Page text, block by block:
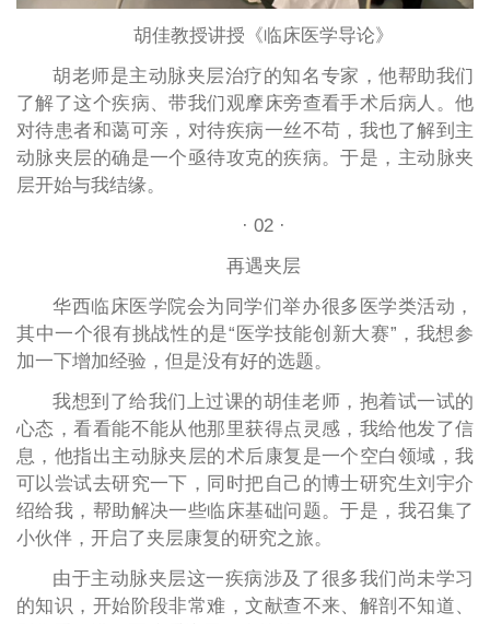
胡佳教授讲授《临床医学导论》
胡老师是主动脉夹层治疗的知名专家，他帮助我们
了解了这个疾病、带我们观摩床旁查看手术后病人。他
对待患者和蔼可亲，对待疾病一丝不苟，我也了解到主
动脉夹层的确是一个亟待攻克的疾病。于是，主动脉夹
层开始与我结缘。
· 02 ·
再遇夹层
华西临床医学院会为同学们举办很多医学类活动，
其中一个很有挑战性的是“医学技能创新大赛”，我想参
加一下增加经验，但是没有好的选题。
我想到了给我们上过课的胡佳老师，抱着试一试的
心态，看看能不能从他那里获得点灵感，我给他发了信
息，他指出主动脉夹层的术后康复是一个空白领域，我
可以尝试去研究一下，同时把自己的博士研究生刘宇介
绍给我，帮助解决一些临床基础问题。于是，我召集了
小伙伴，开启了夹层康复的研究之旅。
由于主动脉夹层这一疾病涉及了很多我们尚未学习
的知识，开始阶段非常难，文献查不来、解剖不知道、